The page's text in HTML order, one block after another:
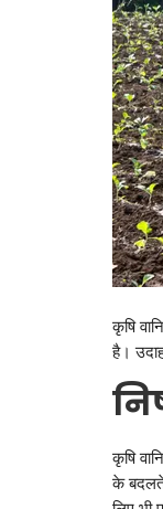
कृषि
है।
कृषि
के बदलते